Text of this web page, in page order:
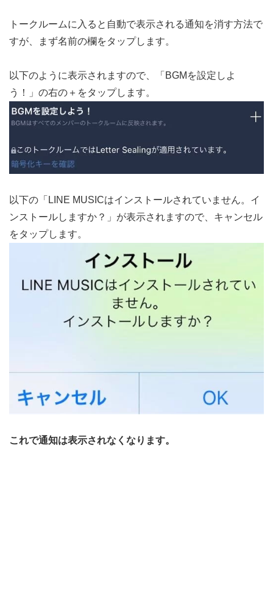
トークルームに入ると自動で表示される通知を消す方法で
すが、まず名前の欄をタップします。
以下のように表示されますので、「BGMを設定しよ
う！」の右の＋をタップします。
以下の「LINE MUSICはインストールされていません。イ
ンストールしますか？」が表示されますので、キャンセル
をタップします。
これで通知は表示されなくなります。